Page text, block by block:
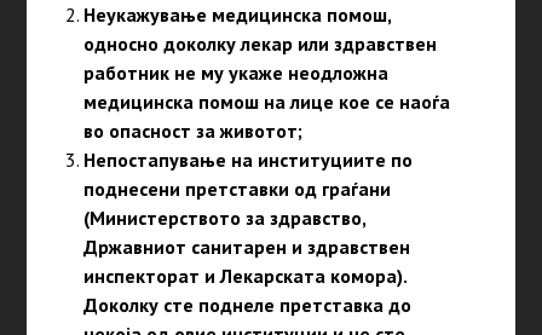
Неукажување медицинска помош,
односно доколку лекар или здравствен
работник не му укаже неодложна
медицинска помош на лице кое се наоѓа
во опасност за животот;
Непостапување на институциите по
поднесени претставки од граѓани
(Министерството за здравство,
Државниот санитарен и здравствен
инспекторат и Лекарската комора).
Доколку сте поднеле претставка до